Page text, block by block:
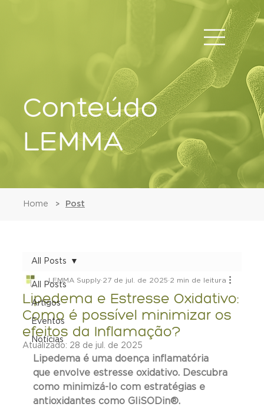
Conteúdo
LEMMA
Home > Post
All Posts
Artigos
Eventos
Notícias
All Posts
Lipedema e Estresse Oxidativo:
Como é possível minimizar os
efeitos da Inflamação?
LEMMA Supply 27 de jul. de 2025 2 min de leitura
Atualizado: 28 de jul. de 2025
Lipedema é uma doença inflamatória
que envolve estresse oxidativo. Descubra
como minimizá-lo com estratégias e
antioxidantes como GliSODin®.